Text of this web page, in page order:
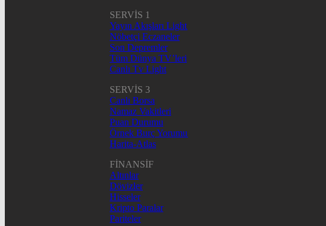
SERVİS 1
Yayın Akışları Light
Nöbetçi Eczaneler
Son Depremler
Tüm Dünya TV’leri
Canlı Tv Light
SERVİS 3
Canlı Borsa
Namaz Vakitleri
Puan Durumu
Örnek Burç Yorumu
Harita-Atlas
FİNANSİF
Altınlar
Dövizler
Hisseler
Kripto Paralar
Pariteler